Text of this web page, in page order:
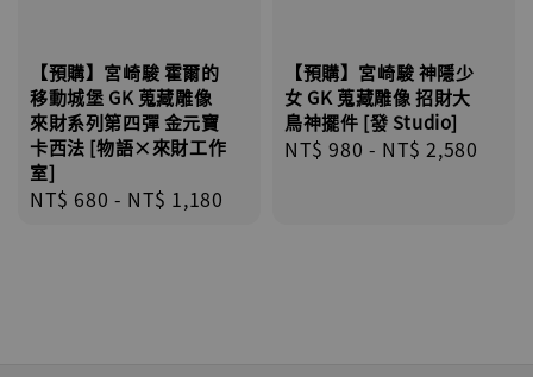
【預購】宮崎駿 霍爾的
移動城堡 GK 蒐藏雕像
來財系列第四彈 金元寶
卡西法 [物語×來財工作
室]
Regular
NT$ 680 - NT$ 1,180
【預購】宮崎駿 神隱少
女 GK 蒐藏雕像 招財大
鳥神擺件 [發 Studio]
Regular
NT$ 980 - NT$ 2,580